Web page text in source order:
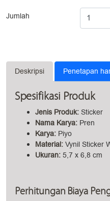
Jumlah
Deskripsi Penetapan
Spesifikasi Produk
Jenis Produk: Sticker
Nama Karya: Pren
Karya: Piyo
Material: Vynil Sticker
Ukuran: 5,7 x 6,8 cm
Perhitungan Biaya